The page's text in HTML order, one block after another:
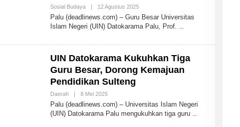
Sosial Budaya | 12 Agustus 2025O
E
H
I
Palu (deadlinews.com) – Guru Besar Universitas
Islam Negeri (UIN) Datokarama Palu, Prof.
UIN Datokarama Kukuhkan Tiga
Guru Besar, Dorong Kemajuan
Pendidikan Sulteng
Daerah | 8 Mei 2025O
E
H
Palu (deadlinews.com) – Universitas Islam Negeri
(UIN) Datokarama Palu mengukuhkan tiga guru